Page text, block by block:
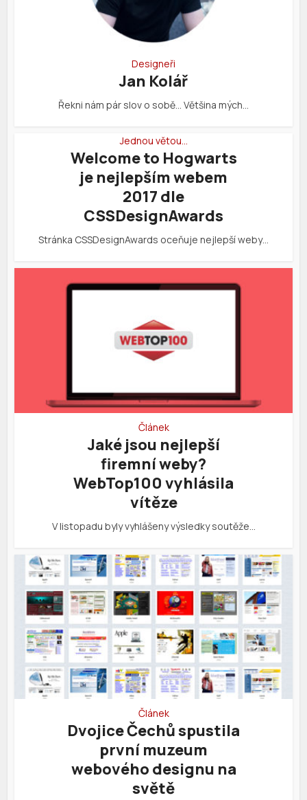
Designeři
Jan Kolář
Řekni nám pár slov o sobě… Většina mých…
Jednou větou…
Welcome to Hogwarts
je nejlepším webem
2017 dle
CSSDesignAwards
Stránka CSSDesignAwards oceňuje nejlepší weby…
Článek
Jaké jsou nejlepší
firemní weby?
WebTop100 vyhlásila
vítěze
V listopadu byly vyhlášeny výsledky soutěže…
Článek
Dvojice Čechů spustila
první muzeum
webového designu na
světě